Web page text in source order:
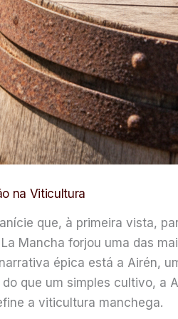
na Viticultura
que, à primeira vista,
Mancha forjou uma das
épica está a Airén,
que um simples cultivo, a
a viticultura manchega.